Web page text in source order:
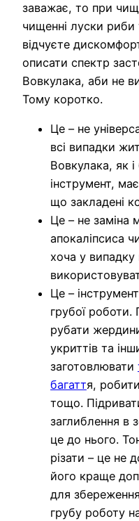
заважає, то при
чищенні луски риби
відчуєте
описати спектр
Вовкулака, аби не
Тому коротко.
Це – не
всі випадки
Вовкулака, як
інструмент,
що закладені
Це – не заміна
апокаліпсиса
хоча у
Це –
грубої роботи.
рубати
укриттів та
заготовлювати
багаття, робити
тощо.
заглиблення в
це до нього.
різати – це не
його краще
для
грубу роботу